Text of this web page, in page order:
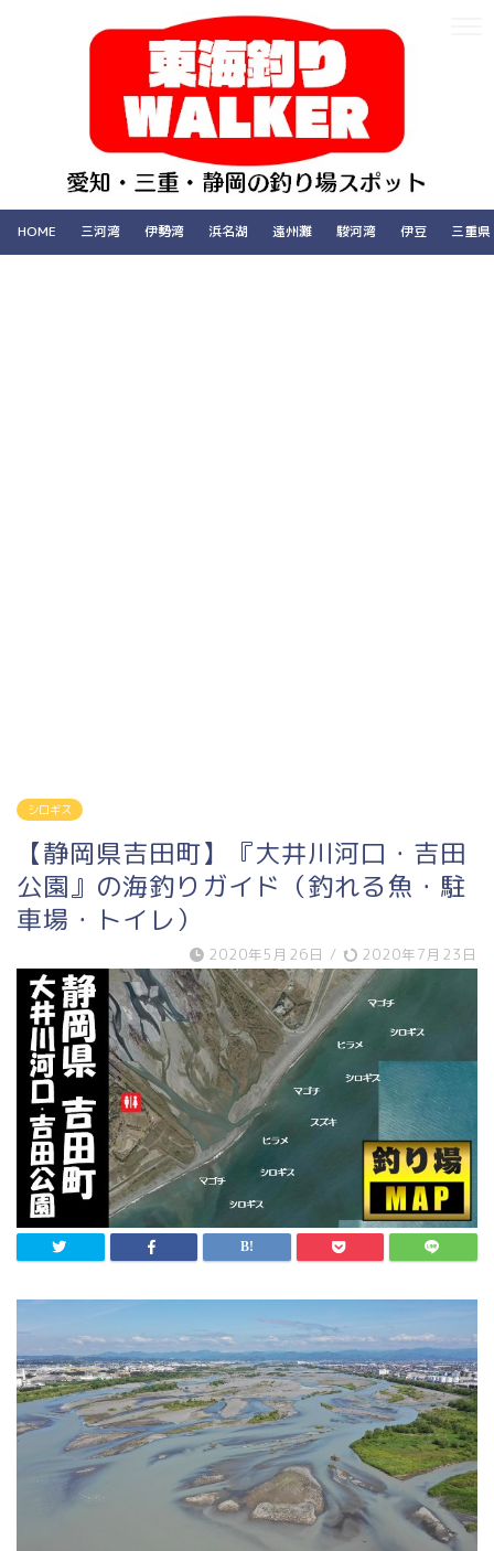
HOME 三河湾 伊勢湾 浜名湖 遠州灘 駿河湾 伊豆 三重県
シロギス
【静岡県吉田町】『大井川河口・吉田
公園』の海釣りガイド（釣れる魚・駐
車場・トイレ）
2020年5月26日 / 2020年7月23日